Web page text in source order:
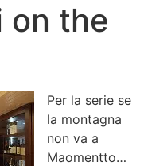
on the
Per la serie se
la montagna
non va a
Maomentto…